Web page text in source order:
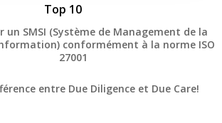
Top 10
un SMSI (Système de Management de la
conformément à la norme ISO
27001
entre Due Diligence et Due Care!